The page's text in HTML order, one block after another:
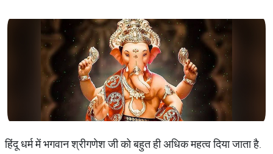
हिंदू धर्म में भगवान श्रीगणेश जी को बहुत ही अधिक महत्व दिया जाता है.